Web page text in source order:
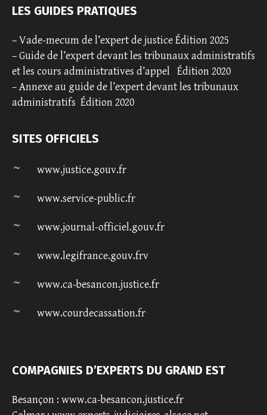
LES GUIDES PRATIQUES
–Vade-mecum de l’expert de justice Édition 2025
–Guide de l’expert devant les tribunaux administratifs
et les cours administratives d’appel Édition 2020
–Annexe au guide de l’expert devant les tribunaux
administratifs Édition 2020
SITES OFFICIELS
www.justice.gouv.fr
www.service-public.fr
www.journal-officiel.gouv.fr
www.legifrance.gouv.frv
www.ca-besancon.justice.fr
www.courdecassation.fr
COMPAGNIES D’EXPERTS DU GRAND EST
Besançon : www.ca-besancon.justice.fr